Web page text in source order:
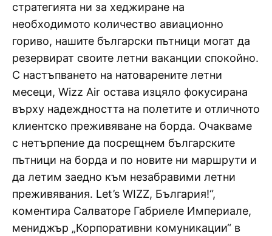
стратегията ни за хеджиране на
необходимото количество авиационно
гориво, нашите български пътници могат да
резервират своите летни ваканции спокойно.
С настъпването на натоварените летни
месеци, Wizz Air остава изцяло фокусирана
върху надеждността на полетите и отличното
клиентско преживяване на борда. Очакваме
с нетърпение да посрещнем българските
пътници на борда и по новите ни маршрути и
да летим заедно към незабравими летни
преживявания. Let’s WIZZ, България!“,
коментира Салваторе Габриеле Империале,
мениджър „Корпоративни комуникации“ в